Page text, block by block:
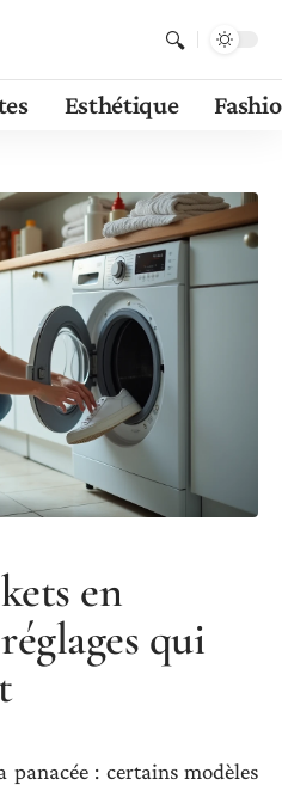
Esthétique
en
qui
panacée : certains modèles